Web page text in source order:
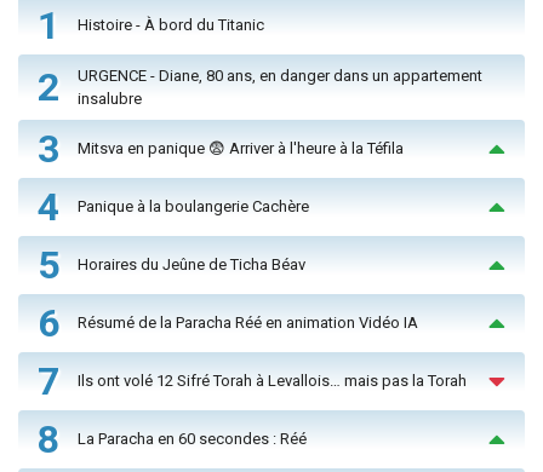
1 Histoire - À bord du Titanic
2
URGENCE - Diane, 80 ans, en danger dans un appartement
insalubre
3 Mitsva en panique 😨 Arriver à l'heure à la Téfila
4 Panique à la boulangerie Cachère
5 Horaires du Jeûne de Ticha Béav
6 Résumé de la Paracha Réé en animation Vidéo IA
7 Ils ont volé 12 Sifré Torah à Levallois… mais pas la Torah
8 La Paracha en 60 secondes : Réé